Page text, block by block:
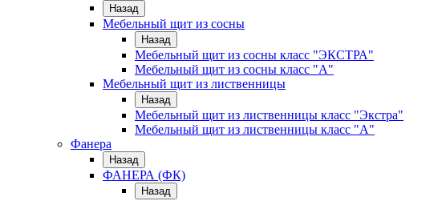
Назад
Мебельный щит из сосны
Назад
Мебельный щит из сосны класс "ЭКСТРА"
Мебельный щит из сосны класс "А"
Мебельный щит из лиственницы
Назад
Мебельный щит из лиственницы класс "Экстра"
Мебельный щит из лиственницы класс "А"
Фанера
Назад
ФАНЕРА (ФК)
Назад